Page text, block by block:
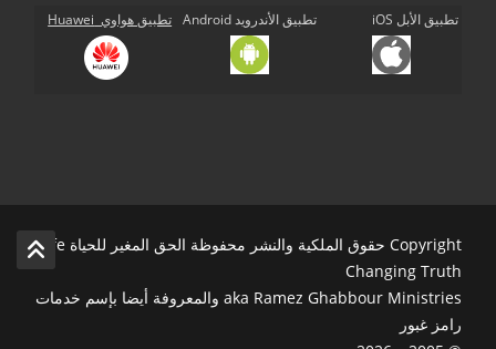
تطبيق الأبل iOS تطبيق الأندرويد Android تطبيق هواوي Huawei
Copyright حقوق الملكية والنشر محفوظة الحق المغير للحياة Life
Changing Truth
aka Ramez Ghabbour Ministries والمعروفة أيضا بإسم خدمات
رامز غبور